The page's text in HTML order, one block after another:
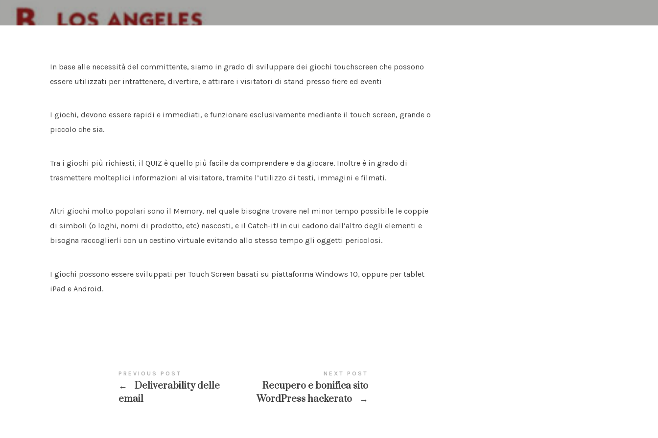
In base alle necessità del committente, siamo in grado di sviluppare dei giochi touchscreen che possono
essere utilizzati per intrattenere, divertire, e attirare i visitatori di stand presso fiere ed eventi
I giochi, devono essere rapidi e immediati, e funzionare esclusivamente mediante il touch screen, grande o
piccolo che sia.
Tra i giochi più richiesti, il QUIZ è quello più facile da comprendere e da giocare. Inoltre è in grado di
trasmettere molteplici informazioni al visitatore, tramite l’utilizzo di testi, immagini e filmati.
Altri giochi molto popolari sono il Memory, nel quale bisogna trovare nel minor tempo possibile le coppie
di simboli (o loghi, nomi di prodotto, etc) nascosti, e il Catch-it! in cui cadono dall’altro degli elementi e
bisogna raccoglierli con un cestino virtuale evitando allo stesso tempo gli oggetti pericolosi.
I giochi possono essere sviluppati per Touch Screen basati su piattaforma Windows 10, oppure per tablet
iPad e Android.
PREVIOUS POST
←
Deliverability delle
email
NEXT POST
Recupero e bonifica sito
WordPress hackerato
→